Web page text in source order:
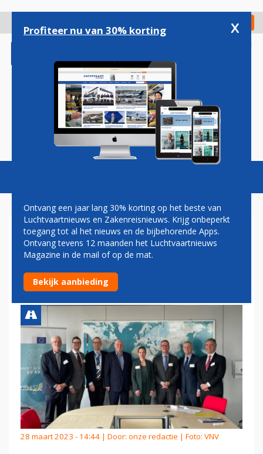
gaan
Check in
Magazine Podcasts Vacatures
VAKBONDEN VOEREN 'GOED
GESPREK' IN BRUSSEL OVER
KRIMPPLANNEN SCHIPHOL
28 maart 2023 - 14:44 | Door: onze redactie | Foto: VNV
Profiteer nu van 30% korting x
Ontvang een jaar lang 30% korting op het beste van
Luchtvaartnieuws en Zakenreisnieuws. Krijg onbeperkt
toegang tot al het nieuws en de bijbehorende Apps.
Ontvang tevens 12 maanden het Luchtvaartnieuws
Magazine in de mail of op de mat.
Bekijk aanbieding